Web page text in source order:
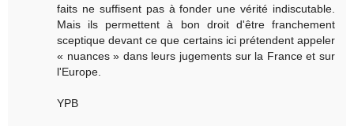
faits ne suffisent pas à fonder une vérité indiscutable.
Mais ils permettent à bon droit d'être franchement
sceptique devant ce que certains ici prétendent appeler
« nuances » dans leurs jugements sur la France et sur
l'Europe.
YPB